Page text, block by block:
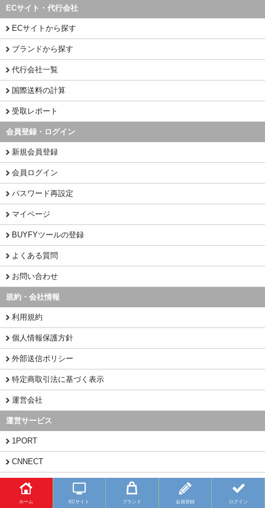
ホーム ECサイト ブランド 会員登録 ログイン
ECサイト・代行会社
ECサイトから探す
ブランドから探す
代行会社一覧
国際送料の計算
受取レポート
会員登録・ログイン
新規会員登録
会員ログイン
パスワード再設定
マイページ
BUYFYツールの登録
よくある質問
お問い合わせ
規約・会社情報
利用規約
個人情報保護方針
外部送信ポリシー
特定商取引法に基づく表示
運営会社
運営サービス
1PORT
CNNECT
CHINAMART
Copyright (C) 2026 BUYFY.JP All Rights Reserved.